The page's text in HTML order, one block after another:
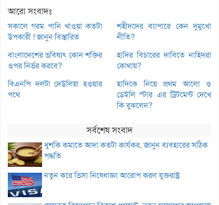
আরো সংবাদঃ
সকালে গরম পানি খাওয়া কতটা
উপকারী ! জানুন বিস্তারিত
শহীদদের ব্যাপারে কেন দুমুখো
নীতি?
বাংলাদেশের ভবিষ্যৎ কোন শক্তির
ওপর নির্ভর করবে?
হাদির বিচারের দাবিতে নাহিদরা
কোথায়?
বিএনপি দলটা দেউলিয়া হওয়ার
পথে
হাদিকে নিয়ে প্রথম আলো ও
ডেইলি স্টার এর ট্রিটমেন্ট দেখে
কি বুঝলেন?
সর্বশেষ সংবাদ
খুশকি কমাতে আদা কতটা কার্যকর, জানুন ব্যবহারের সঠিক
পদ্ধতি
নতুন করে ভিসা নিষেধাজ্ঞা আরোপ করল যুক্তরাষ্ট্র